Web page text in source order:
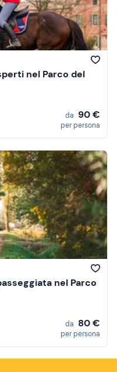
nel Parco del
da 90 €
per persona
nel Parco
da 80 €
per persona